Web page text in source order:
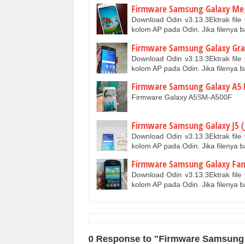
Firmware Samsung Galaxy
Download Odin v3.13.3Ektrak
kolom AP pada Odin. Jika filenya
Firmware Samsung Galaxy
Download Odin v3.13.3Ektrak
kolom AP pada Odin. Jika filenya
Firmware Samsung Galaxy
Firmware Galaxy A5SM-A500F
Firmware Samsung Galaxy J5
Download Odin v3.13.3Ektrak
kolom AP pada Odin. Jika filenya
Firmware Samsung Galaxy
Download Odin v3.13.3Ektrak
kolom AP pada Odin. Jika filenya
0 Response to "Firmware